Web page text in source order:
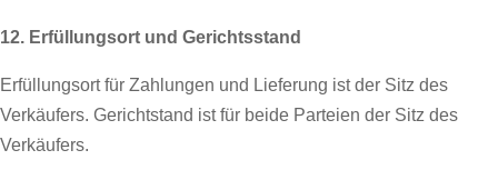
12. Erfüllungsort und Gerichtsstand
Erfüllungsort für Zahlungen und Lieferung ist der Sitz des
Verkäufers. Gerichtstand ist für beide Parteien der Sitz des
Verkäufers.